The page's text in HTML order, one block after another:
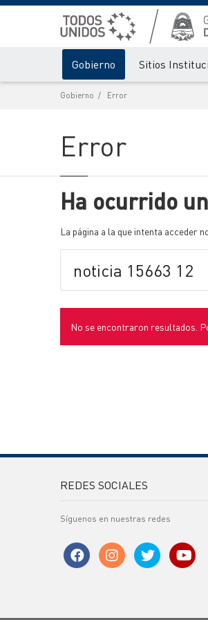
Gobierno Sitios
Gobierno Error
Error
Ha ocurrido
La página a la que intenta acceder
No se encontraron resultados.
REDES SOCIALES
Síguenos en nuestras redes